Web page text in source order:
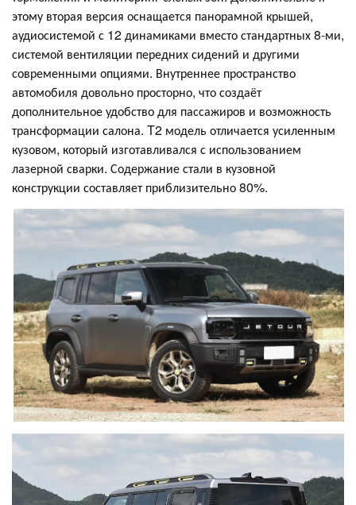
этому вторая версия оснащается панорамной крышей,
аудиосистемой с 12 динамиками вместо стандартных 8-ми,
системой вентиляции передних сидений и другими
современными опциями. Внутреннее пространство
автомобиля довольно просторно, что создаёт
дополнительное удобство для пассажиров и возможность
трансформации салона. T2 модель отличается усиленным
кузовом, который изготавливался с использованием
лазерной сварки. Содержание стали в кузовной
конструкции составляет приблизительно 80%.